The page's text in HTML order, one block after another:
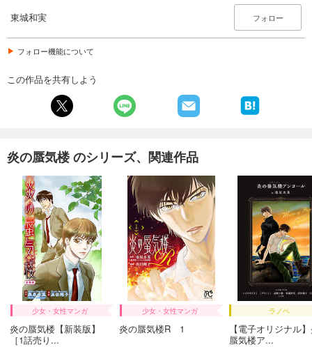
506円 (税込)
あらすじを表示する
円 (税込)
試し読み
あらすじを表示する
炎の蜃気楼31 耀変黙示録II ―布都の章―
506円 (税込)
カート
試し読み
あらすじを表示する
炎の蜃気楼32 耀変黙示録III ―八咫の章―
東城和実 フォロー
フォロー機能について
この作品を共有しよう
炎の蜃気楼 のシリーズ、関連作品
少女・女性マンガ
炎の蜃気楼【新装版】
［1話売り...
少女・女性マンガ
炎の蜃気楼R 1
ラノベ
【電子オリジナル
蜃気楼ア...